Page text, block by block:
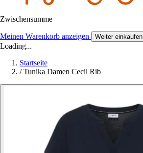
Zwischensumme
Meinen Warenkorb anzeigen Weiter einkaufen
Loading...
Startseite
/ Tunika Damen Cecil Rib